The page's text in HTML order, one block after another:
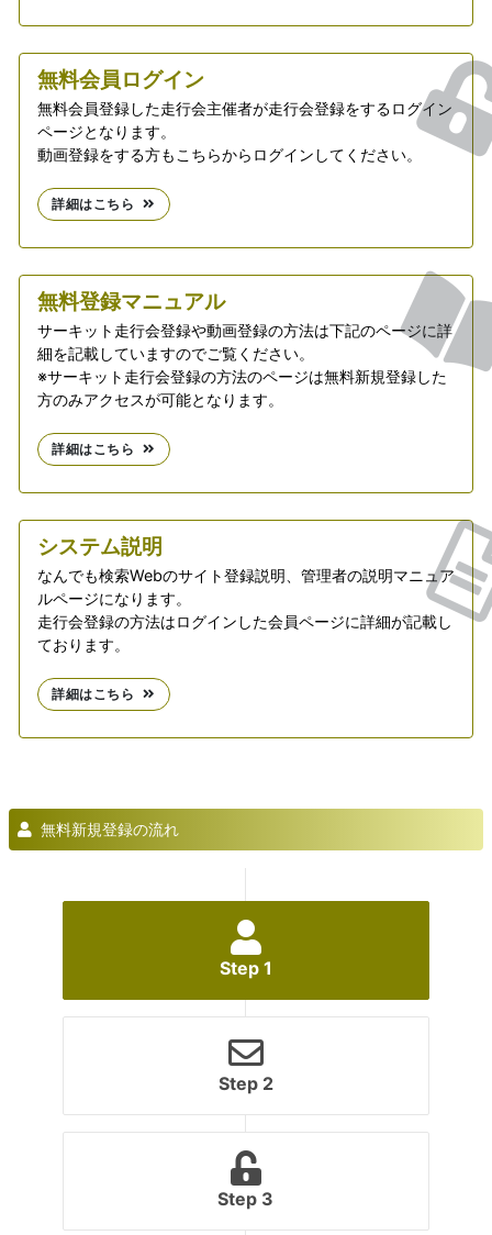
無料会員ログイン
無料会員登録した走行会主催者が走行会登録をするログイン
ページとなります。
動画登録をする方もこちらからログインしてください。
詳細はこちら
無料登録マニュアル
サーキット走行会登録や動画登録の方法は下記のページに詳
細を記載していますのでご覧ください。
※サーキット走行会登録の方法のページは無料新規登録した
方のみアクセスが可能となります。
詳細はこちら
システム説明
なんでも検索Webのサイト登録説明、管理者の説明マニュア
ルページになります。
走行会登録の方法はログインした会員ページに詳細が記載し
ております。
詳細はこちら
無料新規登録の流れ
Step 1
Step 2
Step 3